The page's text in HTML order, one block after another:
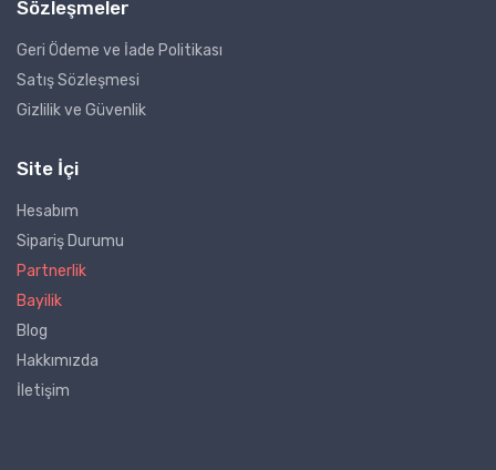
Sözleşmeler
Geri Ödeme ve İade Politikası
Satış Sözleşmesi
Gizlilik ve Güvenlik
Site İçi
Hesabım
Sipariş Durumu
Partnerlik
Bayilik
Blog
Hakkımızda
İletişim